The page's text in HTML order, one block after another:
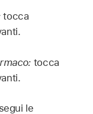
tocca
tocca
segui le